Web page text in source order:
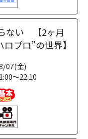
ない 【2ヶ月
プロ”の世界】
07(金)
～22:10